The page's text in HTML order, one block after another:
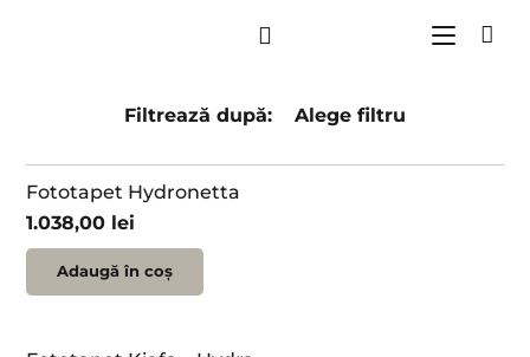
Filtrează după: Alege filtru
Fototapet Hydronetta
1.038,00 lei
Adaugă în coș